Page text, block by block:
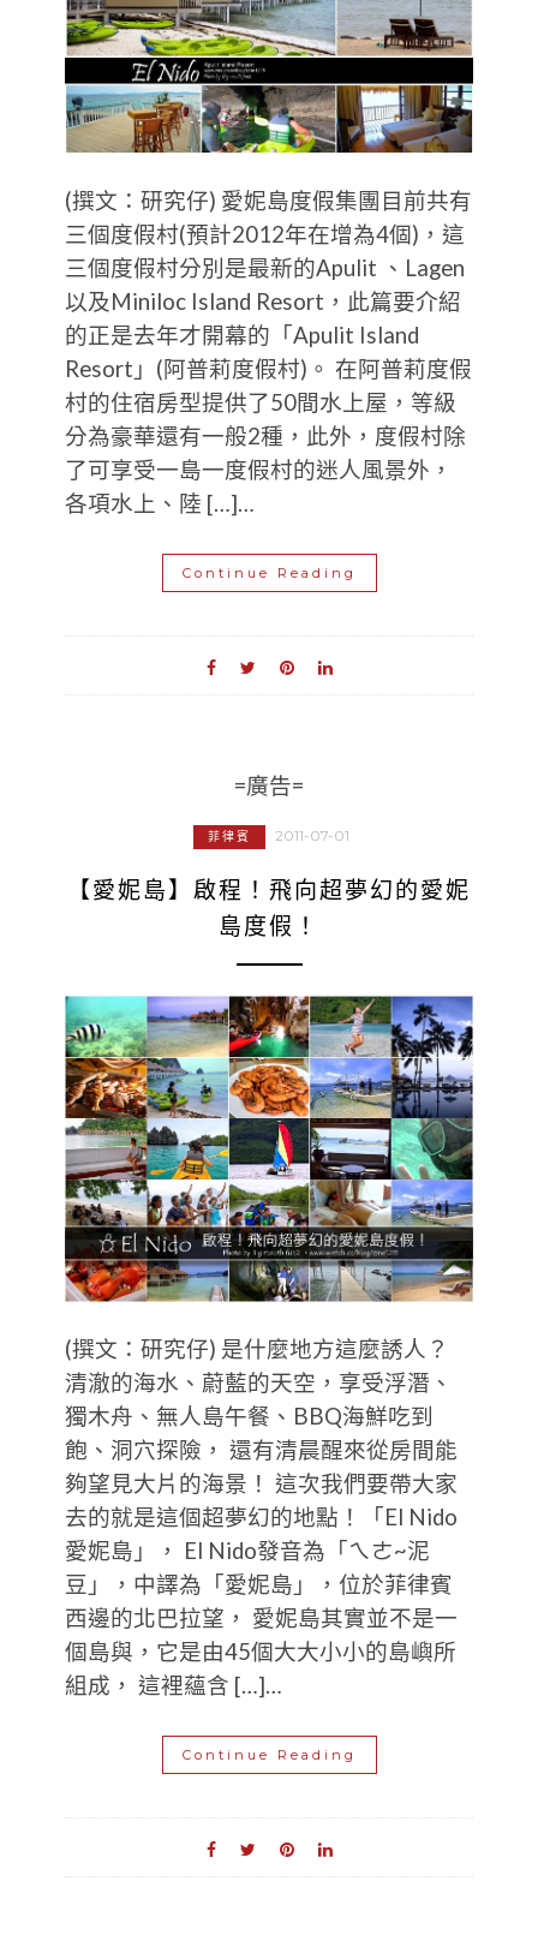
(撰文：研究仔) 愛妮島度假集團目前共有
三個度假村(預計2012年在增為4個)，這
三個度假村分別是最新的Apulit 、Lagen
以及Miniloc Island Resort，此篇要介紹
的正是去年才開幕的「Apulit Island
Resort」(阿普莉度假村)。 在阿普莉度假
村的住宿房型提供了50間水上屋，等級
分為豪華還有一般2種，此外，度假村除
了可享受一島一度假村的迷人風景外，
各項水上、陸 […]…
Continue Reading
=廣告=
菲律賓 2011-07-01
【愛妮島】啟程！飛向超夢幻的愛妮
島度假！
(撰文：研究仔) 是什麼地方這麼誘人？
清澈的海水、蔚藍的天空，享受浮潛、
獨木舟、無人島午餐、BBQ海鮮吃到
飽、洞穴探險， 還有清晨醒來從房間能
夠望見大片的海景！ 這次我們要帶大家
去的就是這個超夢幻的地點！「El Nido
愛妮島」， El Nido發音為「ㄟㄜ~泥
豆」，中譯為「愛妮島」，位於菲律賓
西邊的北巴拉望， 愛妮島其實並不是一
個島與，它是由45個大大小小的島嶼所
組成， 這裡蘊含 […]…
Continue Reading